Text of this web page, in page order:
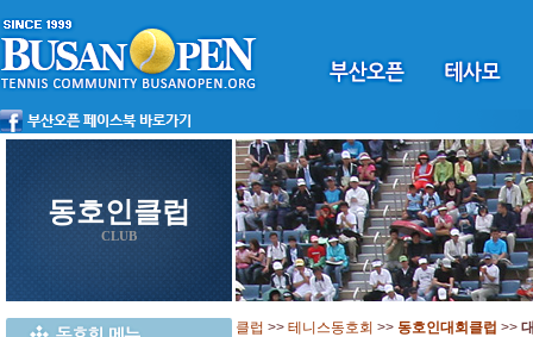
동호인클럽
CLUB
클럽 >> 테니스동호회 >> 동호인대회클럽 >>